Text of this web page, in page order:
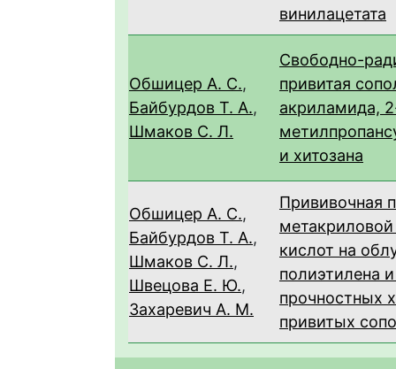
винилацетата
Обшицер А. С.,
Байбурдов Т. А.,
Шмаков С. Л.
Cвободно-
привитая
акриламида,
и хитозана
Обшицер А. С.,
Байбурдов Т. А.,
Шмаков С. Л.,
Швецова Е. Ю.,
Захаревич А. М.
Прививочная
кислот на
полиэтилена
прочностных
привитых